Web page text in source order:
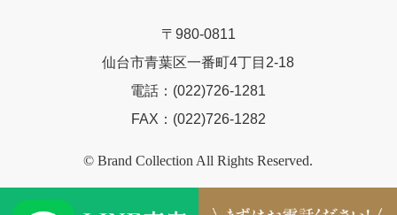
〒980-0811
仙台市青葉区一番町4丁目2-18
電話：(022)726-1281
FAX：(022)726-1282
© Brand Collection All Rights Reserved.